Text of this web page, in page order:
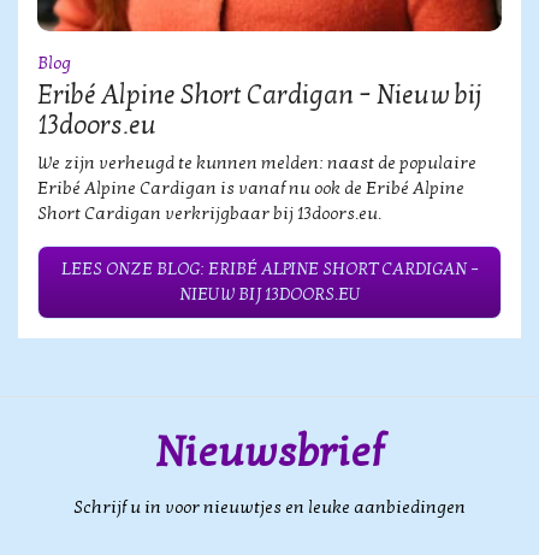
Blog
Eribé Alpine Short Cardigan – Nieuw bij
13doors.eu
We zijn verheugd te kunnen melden: naast de populaire
Eribé Alpine Cardigan is vanaf nu ook de Eribé Alpine
Short Cardigan verkrijgbaar bij 13doors.eu.
LEES ONZE BLOG: ERIBÉ ALPINE SHORT CARDIGAN –
NIEUW BIJ 13DOORS.EU
Nieuwsbrief
Schrijf u in voor nieuwtjes en leuke aanbiedingen